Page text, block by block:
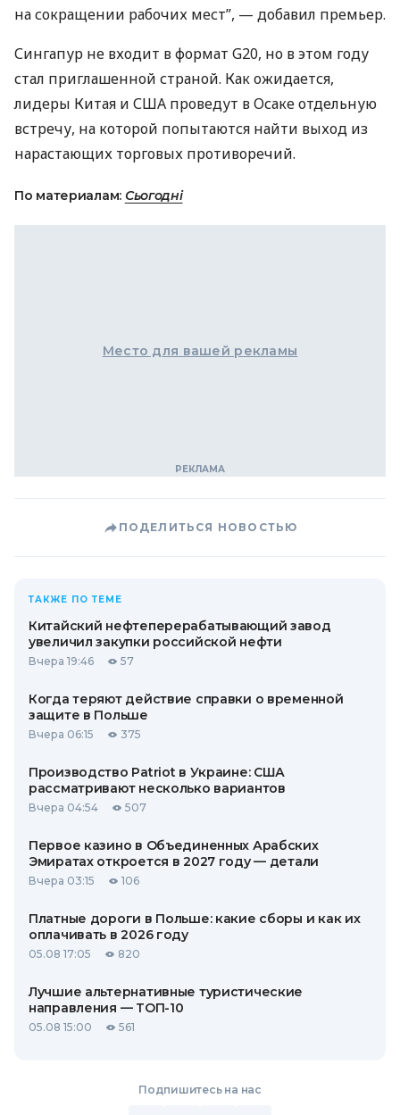
на сокращении рабочих мест”, — добавил премьер.
Сингапур не входит в формат G20, но в этом году
стал приглашенной страной. Как ожидается,
лидеры Китая и США проведут в Осаке отдельную
встречу, на которой попытаются найти выход из
нарастающих торговых противоречий.
По материалам: Сьогодні
Место для вашей рекламы
ПОДЕЛИТЬСЯ НОВОСТЬЮ
ТАКЖЕ ПО ТЕМЕ
Китайский нефтеперерабатывающий завод
увеличил закупки российской нефти
Вчера 19:46 57
Когда теряют действие справки о временной
защите в Польше
Вчера 06:15 375
Производство Patriot в Украине: США
рассматривают несколько вариантов
Вчера 04:54 507
Первое казино в Объединенных Арабских
Эмиратах откроется в 2027 году — детали
Вчера 03:15 106
Платные дороги в Польше: какие сборы и как их
оплачивать в 2026 году
05.08 17:05 820
Лучшие альтернативные туристические
направления — ТОП-10
05.08 15:00 561
Подпишитесь на нас